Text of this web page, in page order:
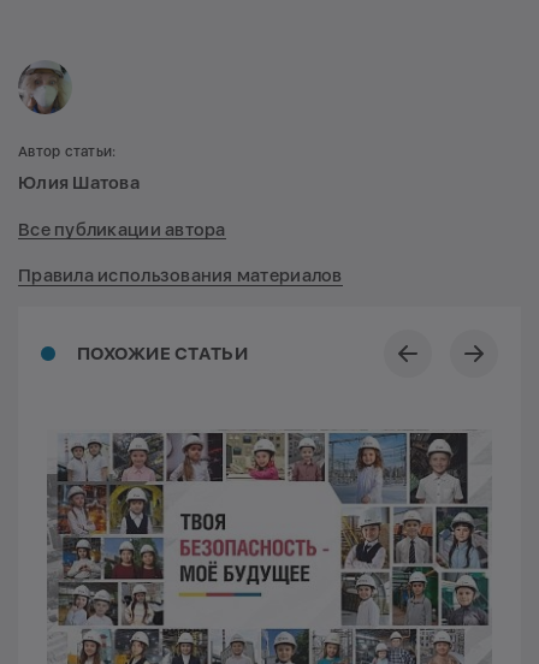
ПОХОЖИЕ СТАТЬИ
Автор статьи:
Юлия Шатова
Все публикации автора
Правила использования материалов